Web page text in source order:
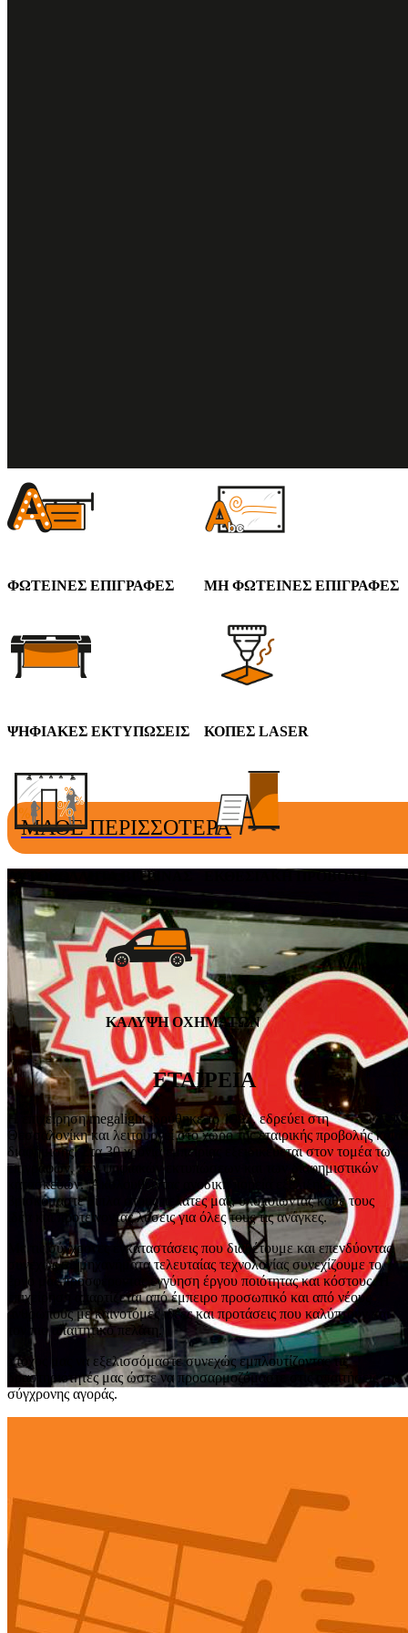
Φωτεινές
επιγραφές
ΜΑΘΕ ΠΕΡΙΣΣΟΤΕΡΑ
Αμέτρητες επιλογές για να
ΦΩΤΕΙΝΕΣ ΕΠΙΓΡΑΦΕΣ ΜΗ ΦΩΤΕΙΝΕΣ ΕΠΙΓΡΑΦΕΣ
ΨΗΦΙΑΚΕΣ ΕΚΤΥΠΩΣΕΙΣ ΚΟΠΕΣ LASER
ΑΥΤΟΚΟΛΛΗΤΑ ΒΙΤΡΙΝΑΣ ΕΚΘΕΣΙΑΚΗ ΠΡΟΒΟΛΗ
ΚΑΛΥΨΗ ΟΧΗΜΑΤΩΝ
ΕΤΑΙΡΕΙΑ
Η επιχείρηση megalight ιδρύθηκε το 1992, εδρεύει στη
Θεσσαλονίκη και λειτουργεί στο χώρο της εταιρικής προβολής και
διαφήμισης. Στα 30 χρόνια εμπειρίας εξειδικεύεται στον τομέα των
επιγραφών, των ψηφιακών εκτυπώσεων και των διαφημιστικών
κατασκευών. Ακολουθώντας ανοδική πορεία εξέλιξης
βρισκόμαστε δίπλα στους πελάτες μας, υλοποιώντας κάθε τους
ιδέα και προτείνοντας λύσεις για όλες τους τις ανάγκες.
Με τις σύγχρονες εγκαταστάσεις που διαθέτουμε και επενδύοντας
συνεχώς σε μηχανήματα τελευταίας τεχνολογίας συνεχίζουμε το
έργο μας προσφέροντας εγγύηση έργου ποιότητας και κόστους. Η
επιχείρηση απαρτίζεται από έμπειρο προσωπικό και από νέους
ανθρώπους με καινοτόμες ιδέες και προτάσεις που καλύπτουν και
τον πιο απαιτητικό πελάτη.
Στόχος μας να εξελισσόμαστε συνεχώς εμπλουτίζοντας τις
δραστηριότητές μας ώστε να προσαρμοζόμαστε στις απαιτήσεις της
σύγχρονης αγοράς.